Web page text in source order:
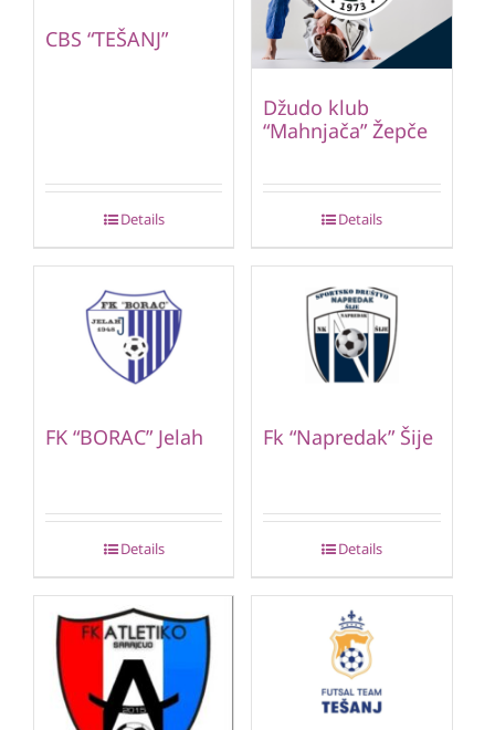
CBS “TEŠANJ”
Details
Džudo klub
“Mahnjača” Žepče
Details
FK “BORAC” Jelah
Details
Fk “Napredak” Šije
Details